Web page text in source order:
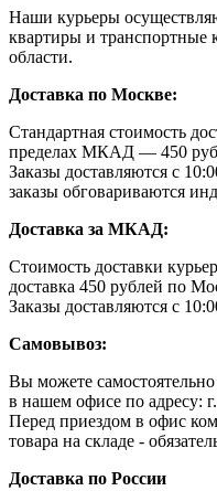
Наши курьеры
квартиры и
области.
Доставка по Москве:
Стандартная стоимость
пределах МКАД — 450
Заказы доставляются с
заказы обговариваются
Доставка за МКАД:
Стоимость доставки
доставка 450 рублей по
Заказы доставляются с
Самовывоз:
Вы можете
в нашем офисе по адресу:
Перед приездом в офис
товара на складе -
Доставка по России